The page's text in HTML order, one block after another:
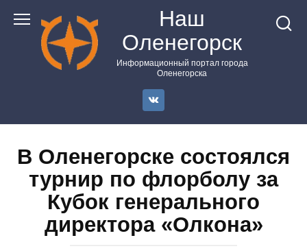
контенту
Наш
Оленегорск
Информационный портал города
Оленегорска
В Оленегорске состоялся
турнир по флорболу за
Кубок генерального
директора «Олкона»